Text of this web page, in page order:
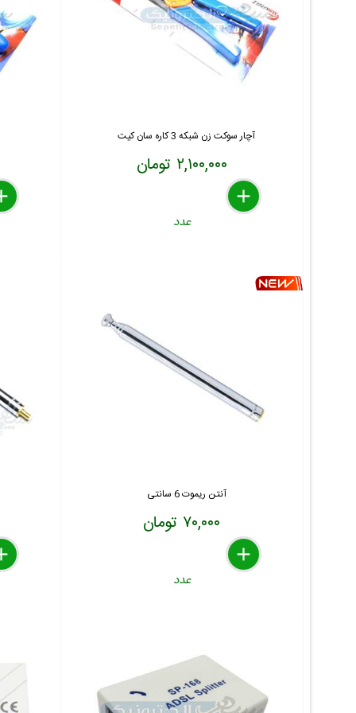
آچار سوکت زن شبکه 3 کاره سان کیت
۲,۱۰۰,۰۰۰ تومان
delete
remove
add
عدد
آنتن ریموت 6 سانتی
۷۰,۰۰۰ تومان
delete
remove
add
عدد